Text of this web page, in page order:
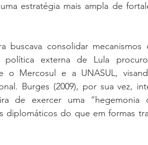
estratégia mais ampla de
buscava consolidar mecanismos
política externa de Lula
o Mercosul e a UNASUL,
Burges (2009), por sua vez,
de exercer uma “hegemonia
diplomáticos do que em formas